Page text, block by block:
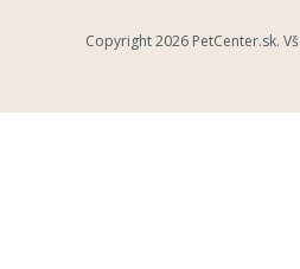
Copyright 2026 PetCenter.sk.